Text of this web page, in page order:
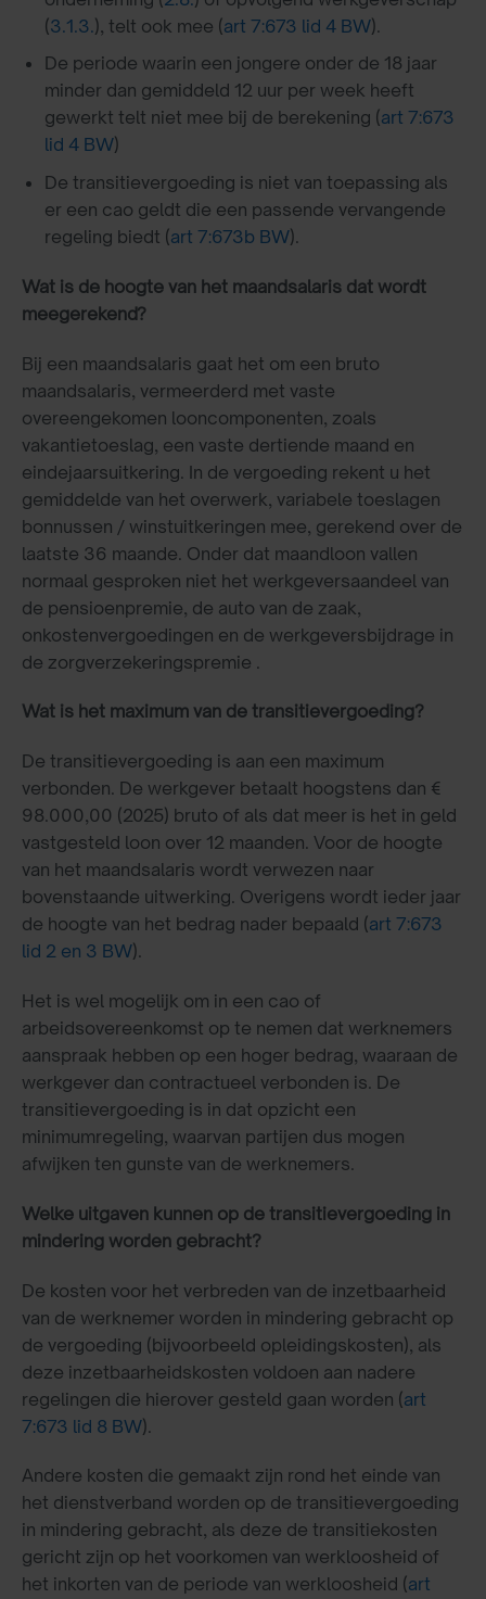
(3.1.3.), telt ook mee (art 7:673 lid 4 BW).
De periode waarin een jongere onder de 18 jaar
minder dan gemiddeld 12 uur per week heeft
gewerkt telt niet mee bij de berekening (art 7:673
lid 4 BW)
De transitievergoeding is niet van toepassing als
er een cao geldt die een passende vervangende
regeling biedt (art 7:673b BW).
Wat is de hoogte van het maandsalaris dat wordt
meegerekend?
Bij een maandsalaris gaat het om een bruto
maandsalaris, vermeerderd met vaste
overeengekomen looncomponenten, zoals
vakantietoeslag, een vaste dertiende maand en
eindejaarsuitkering. In de vergoeding rekent u het
gemiddelde van het overwerk, variabele toeslagen
bonnussen / winstuitkeringen mee, gerekend over de
laatste 36 maande. Onder dat maandloon vallen
normaal gesproken niet het werkgeversaandeel van
de pensioenpremie, de auto van de zaak,
onkostenvergoedingen en de werkgeversbijdrage in
de zorgverzekeringspremie .
Wat is het maximum van de transitievergoeding?
De transitievergoeding is aan een maximum
verbonden. De werkgever betaalt hoogstens dan €
98.000,00 (2025) bruto of als dat meer is het in geld
vastgesteld loon over 12 maanden. Voor de hoogte
van het maandsalaris wordt verwezen naar
bovenstaande uitwerking. Overigens wordt ieder jaar
de hoogte van het bedrag nader bepaald (art 7:673
lid 2 en 3 BW).
Het is wel mogelijk om in een cao of
arbeidsovereenkomst op te nemen dat werknemers
aanspraak hebben op een hoger bedrag, waaraan de
werkgever dan contractueel verbonden is. De
transitievergoeding is in dat opzicht een
minimumregeling, waarvan partijen dus mogen
afwijken ten gunste van de werknemers.
Welke uitgaven kunnen op de transitievergoeding in
mindering worden gebracht?
De kosten voor het verbreden van de inzetbaarheid
van de werknemer worden in mindering gebracht op
de vergoeding (bijvoorbeeld opleidingskosten), als
deze inzetbaarheidskosten voldoen aan nadere
regelingen die hierover gesteld gaan worden (art
7:673 lid 8 BW).
Andere kosten die gemaakt zijn rond het einde van
het dienstverband worden op de transitievergoeding
in mindering gebracht, als deze de transitiekosten
gericht zijn op het voorkomen van werkloosheid of
het inkorten van de periode van werkloosheid (art